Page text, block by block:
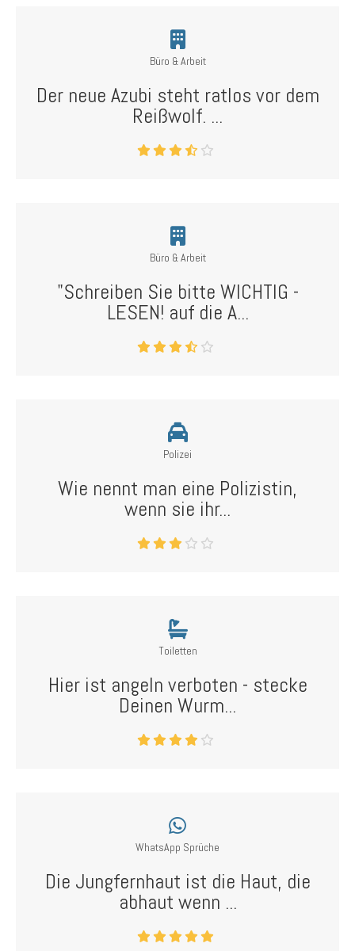
Büro & Arbeit
Der neue Azubi steht ratlos vor dem
Reißwolf. ...
Büro & Arbeit
"Schreiben Sie bitte WICHTIG -
LESEN! auf die A...
Polizei
Wie nennt man eine Polizistin,
wenn sie ihr...
Toiletten
Hier ist angeln verboten - stecke
Deinen Wurm...
WhatsApp Sprüche
Die Jungfernhaut ist die Haut, die
abhaut wenn ...